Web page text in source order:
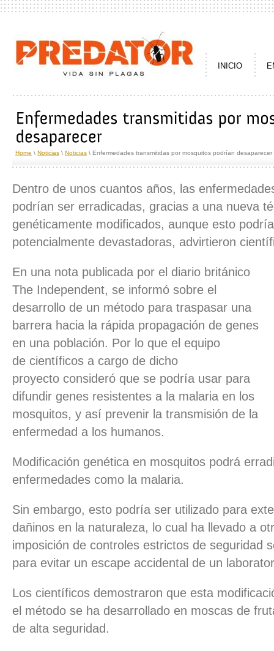
INICIO
Home \ Noticias \ Noticias \ Enfermedades transmitidas por mosquitos podrían desaparecer
Dentro de unos cuantos años, las
podrían ser erradicadas, gracias a una nueva
genéticamente modificados, aunque esto
potencialmente devastadoras, advirtieron
En una nota publicada por el diario británico
The Independent, se informó sobre el
desarrollo de un método para traspasar una
barrera hacia la rápida propagación de genes
en una población. Por lo que el equipo
de científicos a cargo de dicho
proyecto consideró que se podría usar para
difundir genes resistentes a la malaria en los
mosquitos, y así prevenir la transmisión de la
enfermedad a los humanos.
Modificación genética en mosquitos podrá
enfermedades como la malaria.
Sin embargo, esto podría ser utilizado para
dañinos en la naturaleza, lo cual ha llevado a
imposición de controles estrictos de seguridad
para evitar un escape accidental de un
Los científicos demostraron que esta
el método se ha desarrollado en moscas de
de alta seguridad.